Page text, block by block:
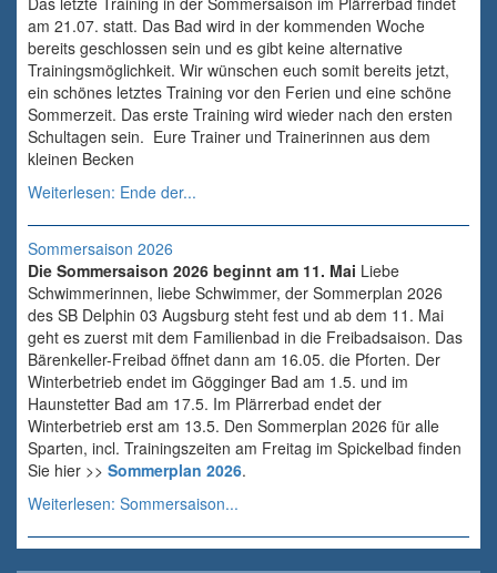
am 21.07. statt. Das Bad wird in der kommenden Woche
bereits geschlossen sein und es gibt keine alternative
Trainingsmöglichkeit. Wir wünschen euch somit bereits jetzt,
ein schönes letztes Training vor den Ferien und eine schöne
Sommerzeit. Das erste Training wird wieder nach den ersten
Schultagen sein. Eure Trainer und Trainerinnen aus dem
kleinen Becken
Weiterlesen: Ende der...
Sommersaison 2026
Die Sommersaison 2026 beginnt am 11. Mai Liebe
Schwimmerinnen, liebe Schwimmer, der Sommerplan 2026
des SB Delphin 03 Augsburg steht fest und ab dem 11. Mai
geht es zuerst mit dem Familienbad in die Freibadsaison. Das
Bärenkeller-Freibad öffnet dann am 16.05. die Pforten. Der
Winterbetrieb endet im Gögginger Bad am 1.5. und im
Haunstetter Bad am 17.5. Im Plärrerbad endet der
Winterbetrieb erst am 13.5. Den Sommerplan 2026 für alle
Sparten, incl. Trainingszeiten am Freitag im Spickelbad finden
Sie hier >> Sommerplan 2026.
Weiterlesen: Sommersaison...